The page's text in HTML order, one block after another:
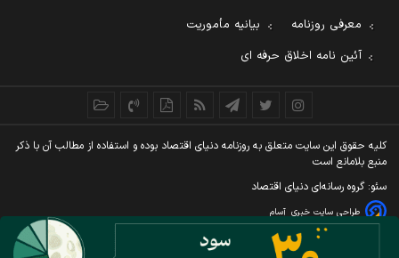
معرفی روزنامه
بیانیه مأموریت
آئین نامه اخلاق حرفه ای
کليه حقوق اين سايت متعلق به روزنامه دنيای اقتصاد بوده و استفاده از مطالب آن با ذکر
منبع بلامانع است
سئو: گروه رسانه‌ای دنیای اقتصاد
طراحی سایت خبری آسام